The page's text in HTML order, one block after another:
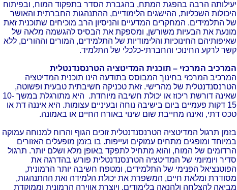
יעילותה הרבה בהפגת המתח, בהגברת הסדר בתפקוד המוח, ובפיתוח
היכולות השכליות, ההישגים הלימודיים, ההתנהגות החברתית והאושר
של התלמידים. המחקרים המדעיים והניסיון הרב מוכיחים שתוכנית זאת
מונעת את הבעיות משורשן, ומספקת את הבסיס להגשמה מלאה של
שאיפותיהם החינוכיות והלימודיות של התלמידים, המורים וההורים, ללא
קשר לרקע החינוכי והחברתי-כלכלי של התלמיד.
המרכיב המרכזי – תוכנית המדיטציה הטרנסנדנטלית
המרכיב המרכזי בחינוך המבוסס בתודעה הינו תוכנית המדיטציה
הטרנסנדנטלית של מהרישי. זאת טכניקה חשיבתית טבעית ופשוטה,
שאינה דורשת ריכוז או יכולת חשיבה מיוחדת.
היא מתורגלת במשך 10-
15 דקות פעמיים ביום בישיבה נוחה ובעיניים עצומות. היא איננה דת או
טכס דתי, ואינה מחייבת שום שינוי באורח החיים או באמונה.
בזמן תרגול המדיטציה הטרנסנדנטלית זוכים הגוף והרוח למנוחה עמוקה
במיוחד ומופגים מתחים עמוקים ועייפות. בו בזמן מופעלים האזורים
הרדומים של המוח, והוא מתחיל לתפקד באופן מלא ושלם יותר. תרגול
סדיר ויומיומי של המדיטציה הטרנסנדנטלית פורש בהדרגה את
הפוטנציאל הפנימי של התלמידים, ומטפח חשיבה יותר הרמונית,
מסודרת ומלאת חיים, המשפרת את יכולת הלמידה ואת ההתנהגות,
מביאה להצלחה ולהנאה בלימודים, ויוצרת אווירה הרמונית וממוקדת